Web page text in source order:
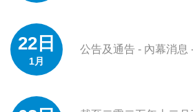
22日
1月
公告及通告 - 內幕消息